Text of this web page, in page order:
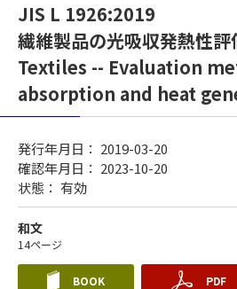
JIS L 1926:2019
繊維製品の光吸収発熱性評
Textiles -- Evaluation
absorption and heat
発行年月日： 2019-03-20
確認年月日： 2023-10-20
状態： 有効
和文
14ページ
BOOK PDF